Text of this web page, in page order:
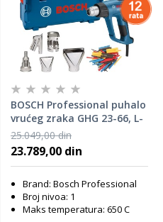
BOSCH Professional puhalo
vrućeg zraka GHG 23-66, L-
BOXX 06012A6303
25.049,00 din
23.789,00 din
Brand: Bosch Professional
Broj nivoa: 1
Maks temperatura: 650 C